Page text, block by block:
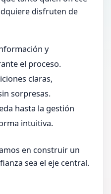
disfruten de
y
el proceso.
claras,
sorpresas.
hasta la gestión
intuitiva.
en construir un
sea el eje central.